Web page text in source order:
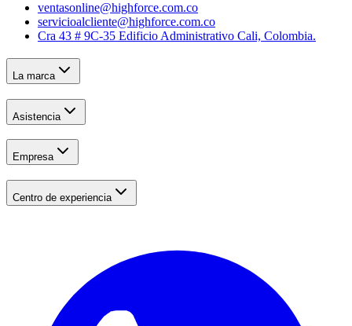
ventasonline@highforce.com.co
servicioalcliente@highforce.com.co
Cra 43 # 9C-35 Edificio Administrativo Cali, Colombia.
La marca
Asistencia
Empresa
Centro de experiencia